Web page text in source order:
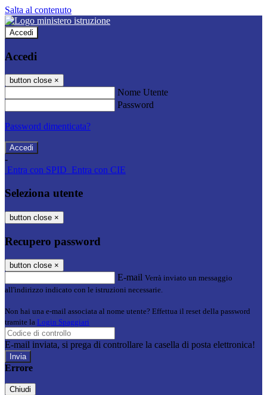
Salta al contenuto
Accedi
Accedi
button close ×
Nome Utente
Password
Password dimenticata?
-
Entra con SPID Entra con CIE
Seleziona utente
button close ×
Recupero password
button close ×
E-mail Verrà inviato un messaggio
all'indirizzo indicato con le istruzioni necessarie.
Non hai una e-mail associata al nome utente? Effettua il reset della password
tramite la Login Spaggiari
E-mail inviata, si prega di controllare la casella di posta elettronica!
Errore
Chiudi